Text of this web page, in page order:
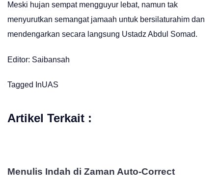
Meski hujan sempat mengguyur lebat, namun tak
menyurutkan semangat jamaah untuk bersilaturahim dan
mendengarkan secara langsung Ustadz Abdul Somad.
Editor: Saibansah
Tagged InUAS
Artikel Terkait :
Menulis Indah di Zaman Auto-Correct